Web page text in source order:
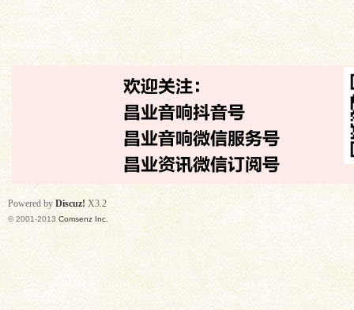
Powered by Discuz! X3.2
© 2001-2013 Comsenz Inc.